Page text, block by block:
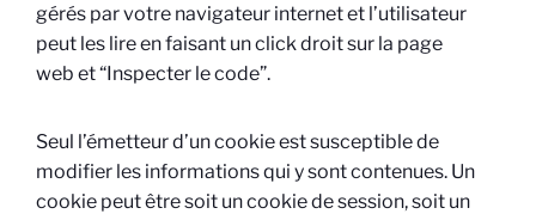
gérés par votre navigateur internet et l’utilisateur
peut les lire en faisant un click droit sur la page
web et “Inspecter le code”.
Seul l’émetteur d’un cookie est susceptible de
modifier les informations qui y sont contenues. Un
cookie peut être soit un cookie de session, soit un